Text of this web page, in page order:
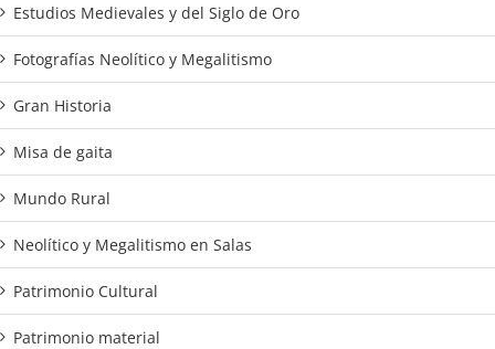
Estudios Medievales y del Siglo de Oro
Fotografías Neolítico y Megalitismo
Gran Historia
Misa de gaita
Mundo Rural
Neolítico y Megalitismo en Salas
Patrimonio Cultural
Patrimonio material